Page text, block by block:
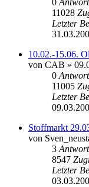
0
11028
Letzter
10.02.-15.06.
von CAB »
0
11005
Letzter
Stoffmarkt
von
3
8547
Letzter